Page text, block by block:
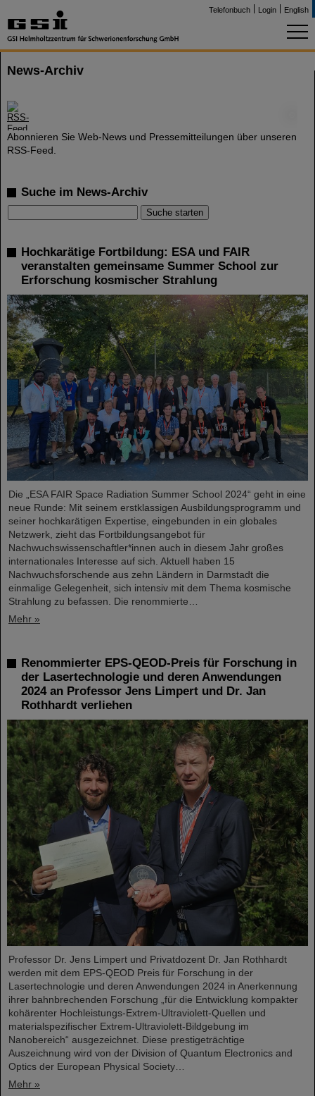
Telefonbuch Login English
News-Archiv
Abonnieren Sie Web-News und Pressemitteilungen über unseren
RSS-Feed.
Suche im News-Archiv
Hochkarätige Fortbildung: ESA und FAIR
veranstalten gemeinsame Summer School zur
Erforschung kosmischer Strahlung
Die „ESA FAIR Space Radiation Summer School 2024“ geht in eine
neue Runde: Mit seinem erstklassigen Ausbildungsprogramm und
seiner hochkarätigen Expertise, eingebunden in ein globales
Netzwerk, zieht das Fortbildungsangebot für
Nachwuchswissenschaftler*innen auch in diesem Jahr großes
internationales Interesse auf sich. Aktuell haben 15
Nachwuchsforschende aus zehn Ländern in Darmstadt die
einmalige Gelegenheit, sich intensiv mit dem Thema kosmische
Strahlung zu befassen. Die renommierte…
Mehr »
Renommierter EPS-QEOD-Preis für Forschung in
der Lasertechnologie und deren Anwendungen
2024 an Professor Jens Limpert und Dr. Jan
Rothhardt verliehen
Professor Dr. Jens Limpert und Privatdozent Dr. Jan Rothhardt
werden mit dem EPS-QEOD Preis für Forschung in der
Lasertechnologie und deren Anwendungen 2024 in Anerkennung
ihrer bahnbrechenden Forschung „für die Entwicklung kompakter
kohärenter Hochleistungs-Extrem-Ultraviolett-Quellen und
materialspezifischer Extrem-Ultraviolett-Bildgebung im
Nanobereich“ ausgezeichnet. Diese prestigeträchtige
Auszeichnung wird von der Division of Quantum Electronics and
Optics der European Physical Society…
Mehr »